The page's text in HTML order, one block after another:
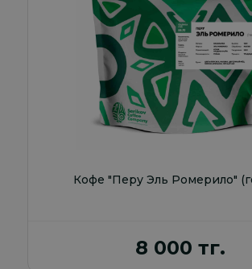
Кофе "Перу Эль Ромерило"
8 000 тг.